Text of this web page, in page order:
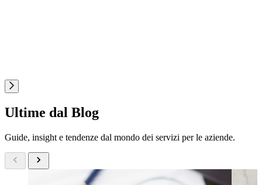
Ultime dal Blog
Guide, insight e tendenze dal mondo dei servizi per le aziende.